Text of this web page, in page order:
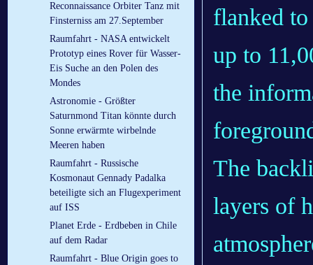
Reconnaissance Orbiter Tanz mit
Finsterniss am 27.September
Raumfahrt - NASA entwickelt
Prototyp eines Rover für Wasser-
Eis Suche an den Polen des
Mondes
Astronomie - Größter
Saturnmond Titan könnte durch
Sonne erwärmte wirbelnde
Meeren haben
Raumfahrt - Russische
Kosmonaut Gennady Padalka
beteiligte sich an Flugexperiment
auf ISS
Planet Erde - Erdbeben in Chile
auf dem Radar
Raumfahrt - Blue Origin goes to
flanked
up to
the
The
layers of